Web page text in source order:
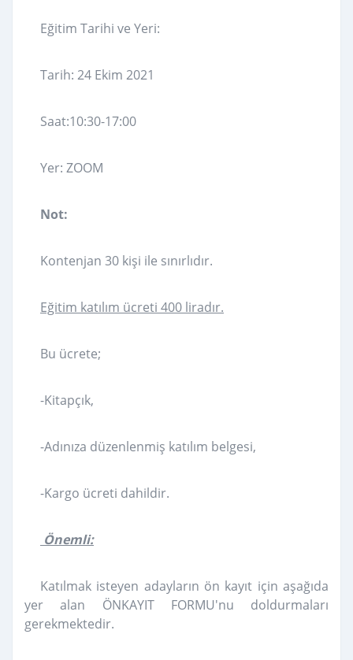
Eğitim Tarihi ve Yeri:
Tarih: 24 Ekim 2021
Saat:10:30-17:00
Yer: ZOOM
Not:
Kontenjan 30 kişi ile sınırlıdır.
Eğitim katılım ücreti 400 liradır.
Bu ücrete;
-Kitapçık,
-Adınıza düzenlenmiş katılım belgesi,
-Kargo ücreti dahildir.
Önemli:
Katılmak isteyen adayların ön kayıt için aşağıda
yer alan ÖNKAYIT FORMU'nu doldurmaları
gerekmektedir.